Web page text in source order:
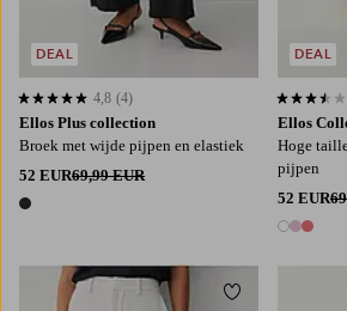
Ellos Plus collection
Broek met wijde pijpen en elastiek
52 EUR69,99 EUR
1 kleur
4,8 op basis van 4 beoordelingen
4,8 (4)
DEAL
Ellos
Hoge
pijpen
52 EUR
3 kleuren
3,5 op
DEAL
Toevoegen